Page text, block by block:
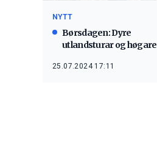
NYTT
Børsdagen: Dyre
utlandsturar og høgare
25.07.2024 17:11